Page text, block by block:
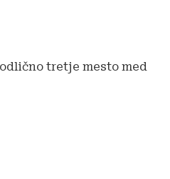
tretje mesto med